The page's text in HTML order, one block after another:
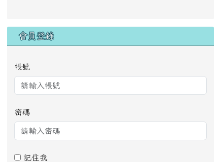
會員登錄
帳號
密碼
記住我